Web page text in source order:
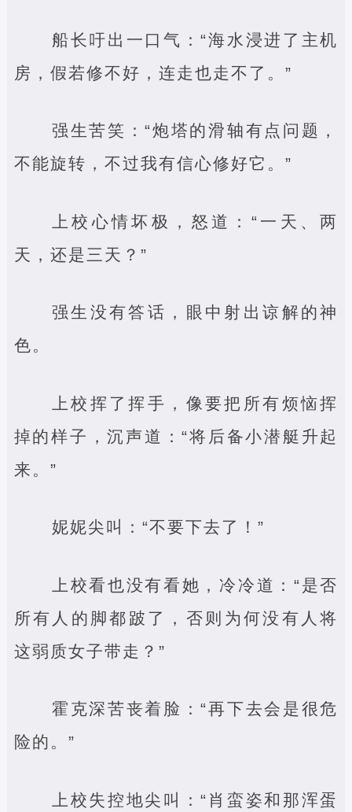
船长吁出一口气：“海水浸进了主机
房，假若修不好，连走也走不了。”
强生苦笑：“炮塔的滑轴有点问题，
不能旋转，不过我有信心修好它。”
上校心情坏极，怒道：“一天、两
天，还是三天？”
强生没有答话，眼中射出谅解的神
色。
上校挥了挥手，像要把所有烦恼挥
掉的样子，沉声道：“将后备小潜艇升起
来。”
妮妮尖叫：“不要下去了！”
上校看也没有看她，冷冷道：“是否
所有人的脚都跛了，否则为何没有人将
这弱质女子带走？”
霍克深苦丧着脸：“再下去会是很危
险的。”
上校失控地尖叫：“肖蛮姿和那浑蛋